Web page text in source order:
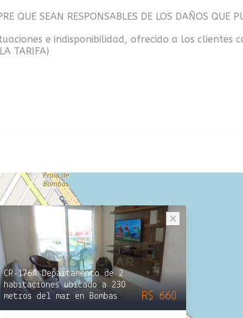
QUE SEAN RESPONSABLES DE LOS DAÑOS QUE
e indisponibilidad, ofrecido a los clientes
TARIFA)
CR-176A Departamento de 2
habitaciones ubicado a 230
metros del mar en Bombas
R$ 660